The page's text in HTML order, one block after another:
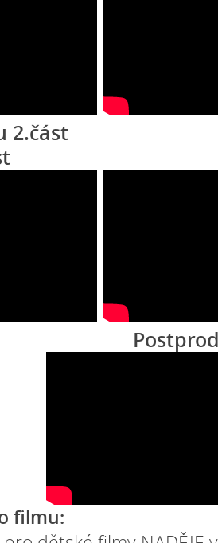
filmu
filmu: